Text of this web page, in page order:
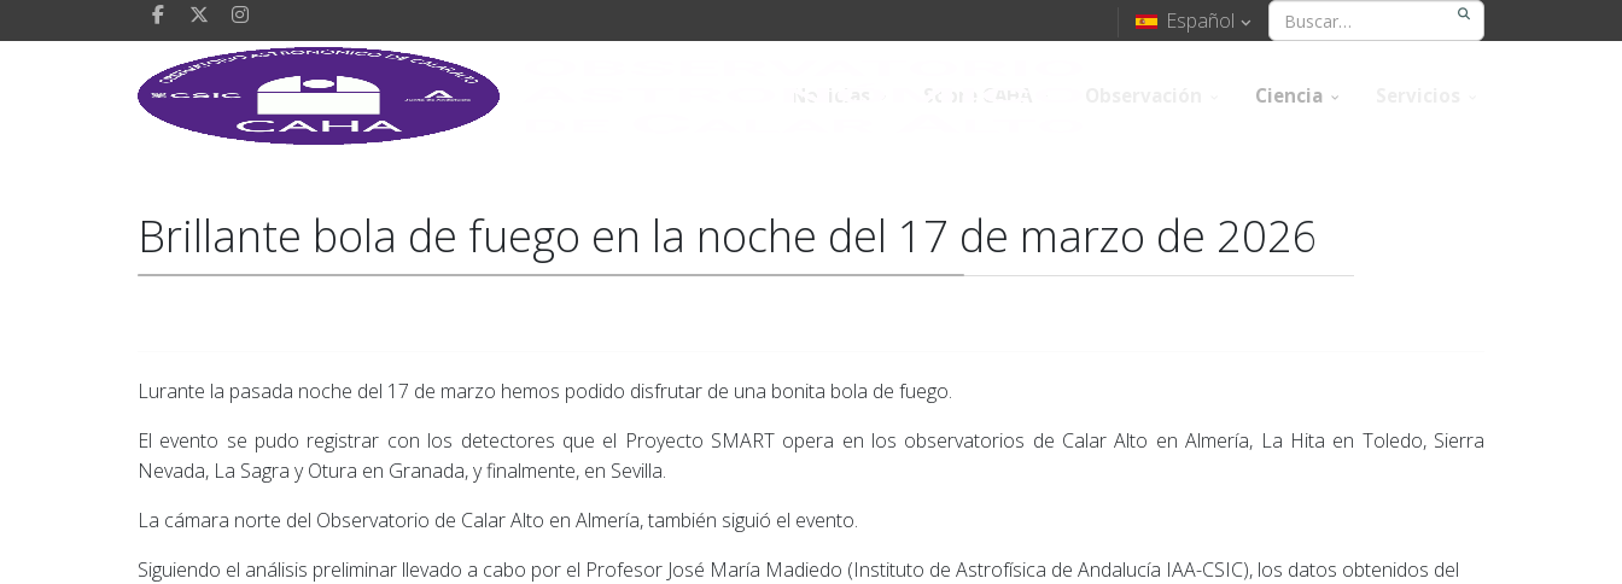
Español
Ciencia
Brillante bola de fuego en la noche del 17 de marzo de 2026
Lurante la pasada noche del 17 de marzo hemos podido disfrutar de una bonita bola de fuego.
El evento se pudo registrar con los detectores que el Proyecto SMART opera en los observatorios de Calar Alto en Almería, La Hita en Toledo, Sierra
Nevada, La Sagra y Otura en Granada, y finalmente, en Sevilla.
La cámara norte del Observatorio de Calar Alto en Almería, también siguió el evento.
Siguiendo el análisis preliminar llevado a cabo por el Profesor José María Madiedo (Instituto de Astrofísica de Andalucía IAA-CSIC), los datos obtenidos del